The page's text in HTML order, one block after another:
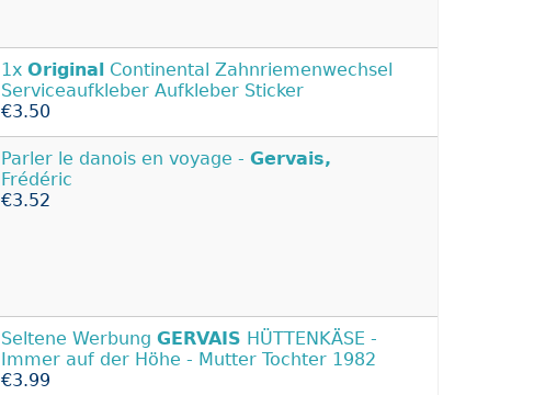
1x Original Continental Zahnriemenwechsel
Serviceaufkleber Aufkleber Sticker
€3.50
Parler le danois en voyage - Gervais,
Frédéric
€3.52
Seltene Werbung GERVAIS HÜTTENKÄSE -
Immer auf der Höhe - Mutter Tochter 1982
€3.99